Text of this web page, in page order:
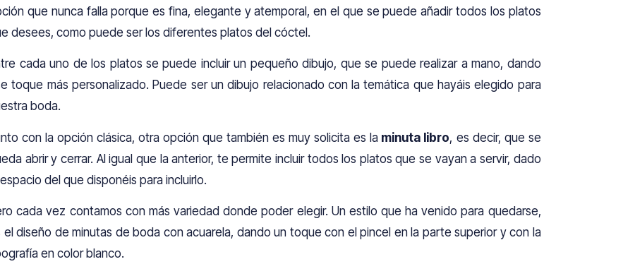
que nunca falla porque es fina, elegante y atemporal, en el que se puede añadir todos los platos
desees, como puede ser los diferentes platos del cóctel.
cada uno de los platos se puede incluir un pequeño dibujo, que se puede realizar a mano, dando
toque más personalizado. Puede ser un dibujo relacionado con la temática que hayáis elegido para
boda.
con la opción clásica, otra opción que también es muy solicita es la minuta libro, es decir, que se
abrir y cerrar. Al igual que la anterior, te permite incluir todos los platos que se vayan a servir, dado
del que disponéis para incluirlo.
cada vez contamos con más variedad donde poder elegir. Un estilo que ha venido para quedarse,
el diseño de minutas de boda con acuarela, dando un toque con el pincel en la parte superior y con la
en color blanco.